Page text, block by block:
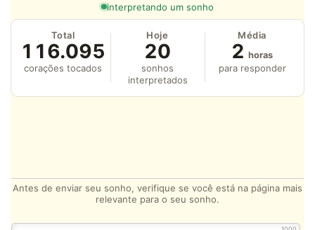
interpretando um sonho
Total
116.095
corações tocados
Hoje
20
sonhos
interpretados
Média
2 horas
para responder
Antes de enviar seu sonho, verifique se você está na página mais
relevante para o seu sonho.